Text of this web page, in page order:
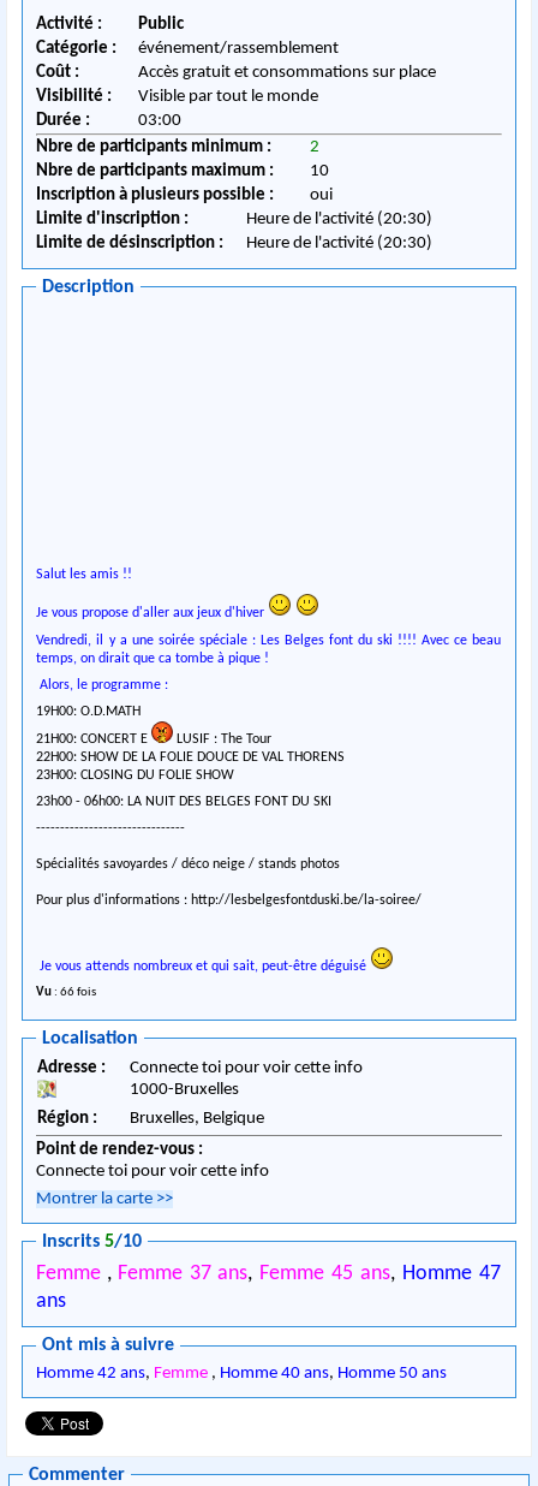
Activité :
Public
Catégorie :
événement/rassemblement
Coût :
Accès gratuit et consommations sur place
Visibilité :
Visible par tout le monde
Durée :
03:00
Nbre de participants minimum :
2
Nbre de participants maximum :
10
Inscription à plusieurs possible :
oui
Limite d'inscription :
Heure de l'activité (20:30)
Limite de désinscription :
Heure de l'activité (20:30)
Description
Salut les amis !!
Je vous propose d'aller aux jeux d'hiver
Vendredi, il y a une soirée spéciale : Les Belges font du ski !!!! Avec ce beau
temps, on dirait que ca tombe à pique !
Alors, le programme :
19H00: O.D.MATH
21H00: CONCERT E
LUSIF : The Tour
22H00: SHOW DE LA FOLIE DOUCE DE VAL THORENS
23H00: CLOSING DU FOLIE SHOW
23h00 - 06h00: LA NUIT DES BELGES FONT DU SKI
-------------------------------
Spécialités savoyardes / déco neige / stands photos
Pour plus d'informations : http://lesbelgesfontduski.be/la-soiree/
Je vous attends nombreux et qui sait, peut-être déguisé
Vu : 66 fois
Localisation
Adresse :
Connecte toi pour voir cette info
1000-Bruxelles
Région :
Bruxelles, Belgique
Point de rendez-vous :
Connecte toi pour voir cette info
Montrer la carte >>
Inscrits5/10
Femme , Femme 37 ans, Femme 45 ans, Homme 47
ans
Ont mis à suivre
Homme 42 ans, Femme , Homme 40 ans, Homme 50 ans
Commenter